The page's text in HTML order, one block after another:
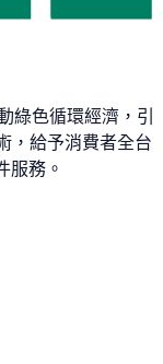
綠色循環經濟，引
，給予消費者全台
服務。